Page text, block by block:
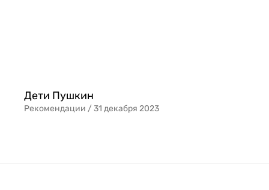
Дети Пушкин
Рекомендации /31 декабря 2023